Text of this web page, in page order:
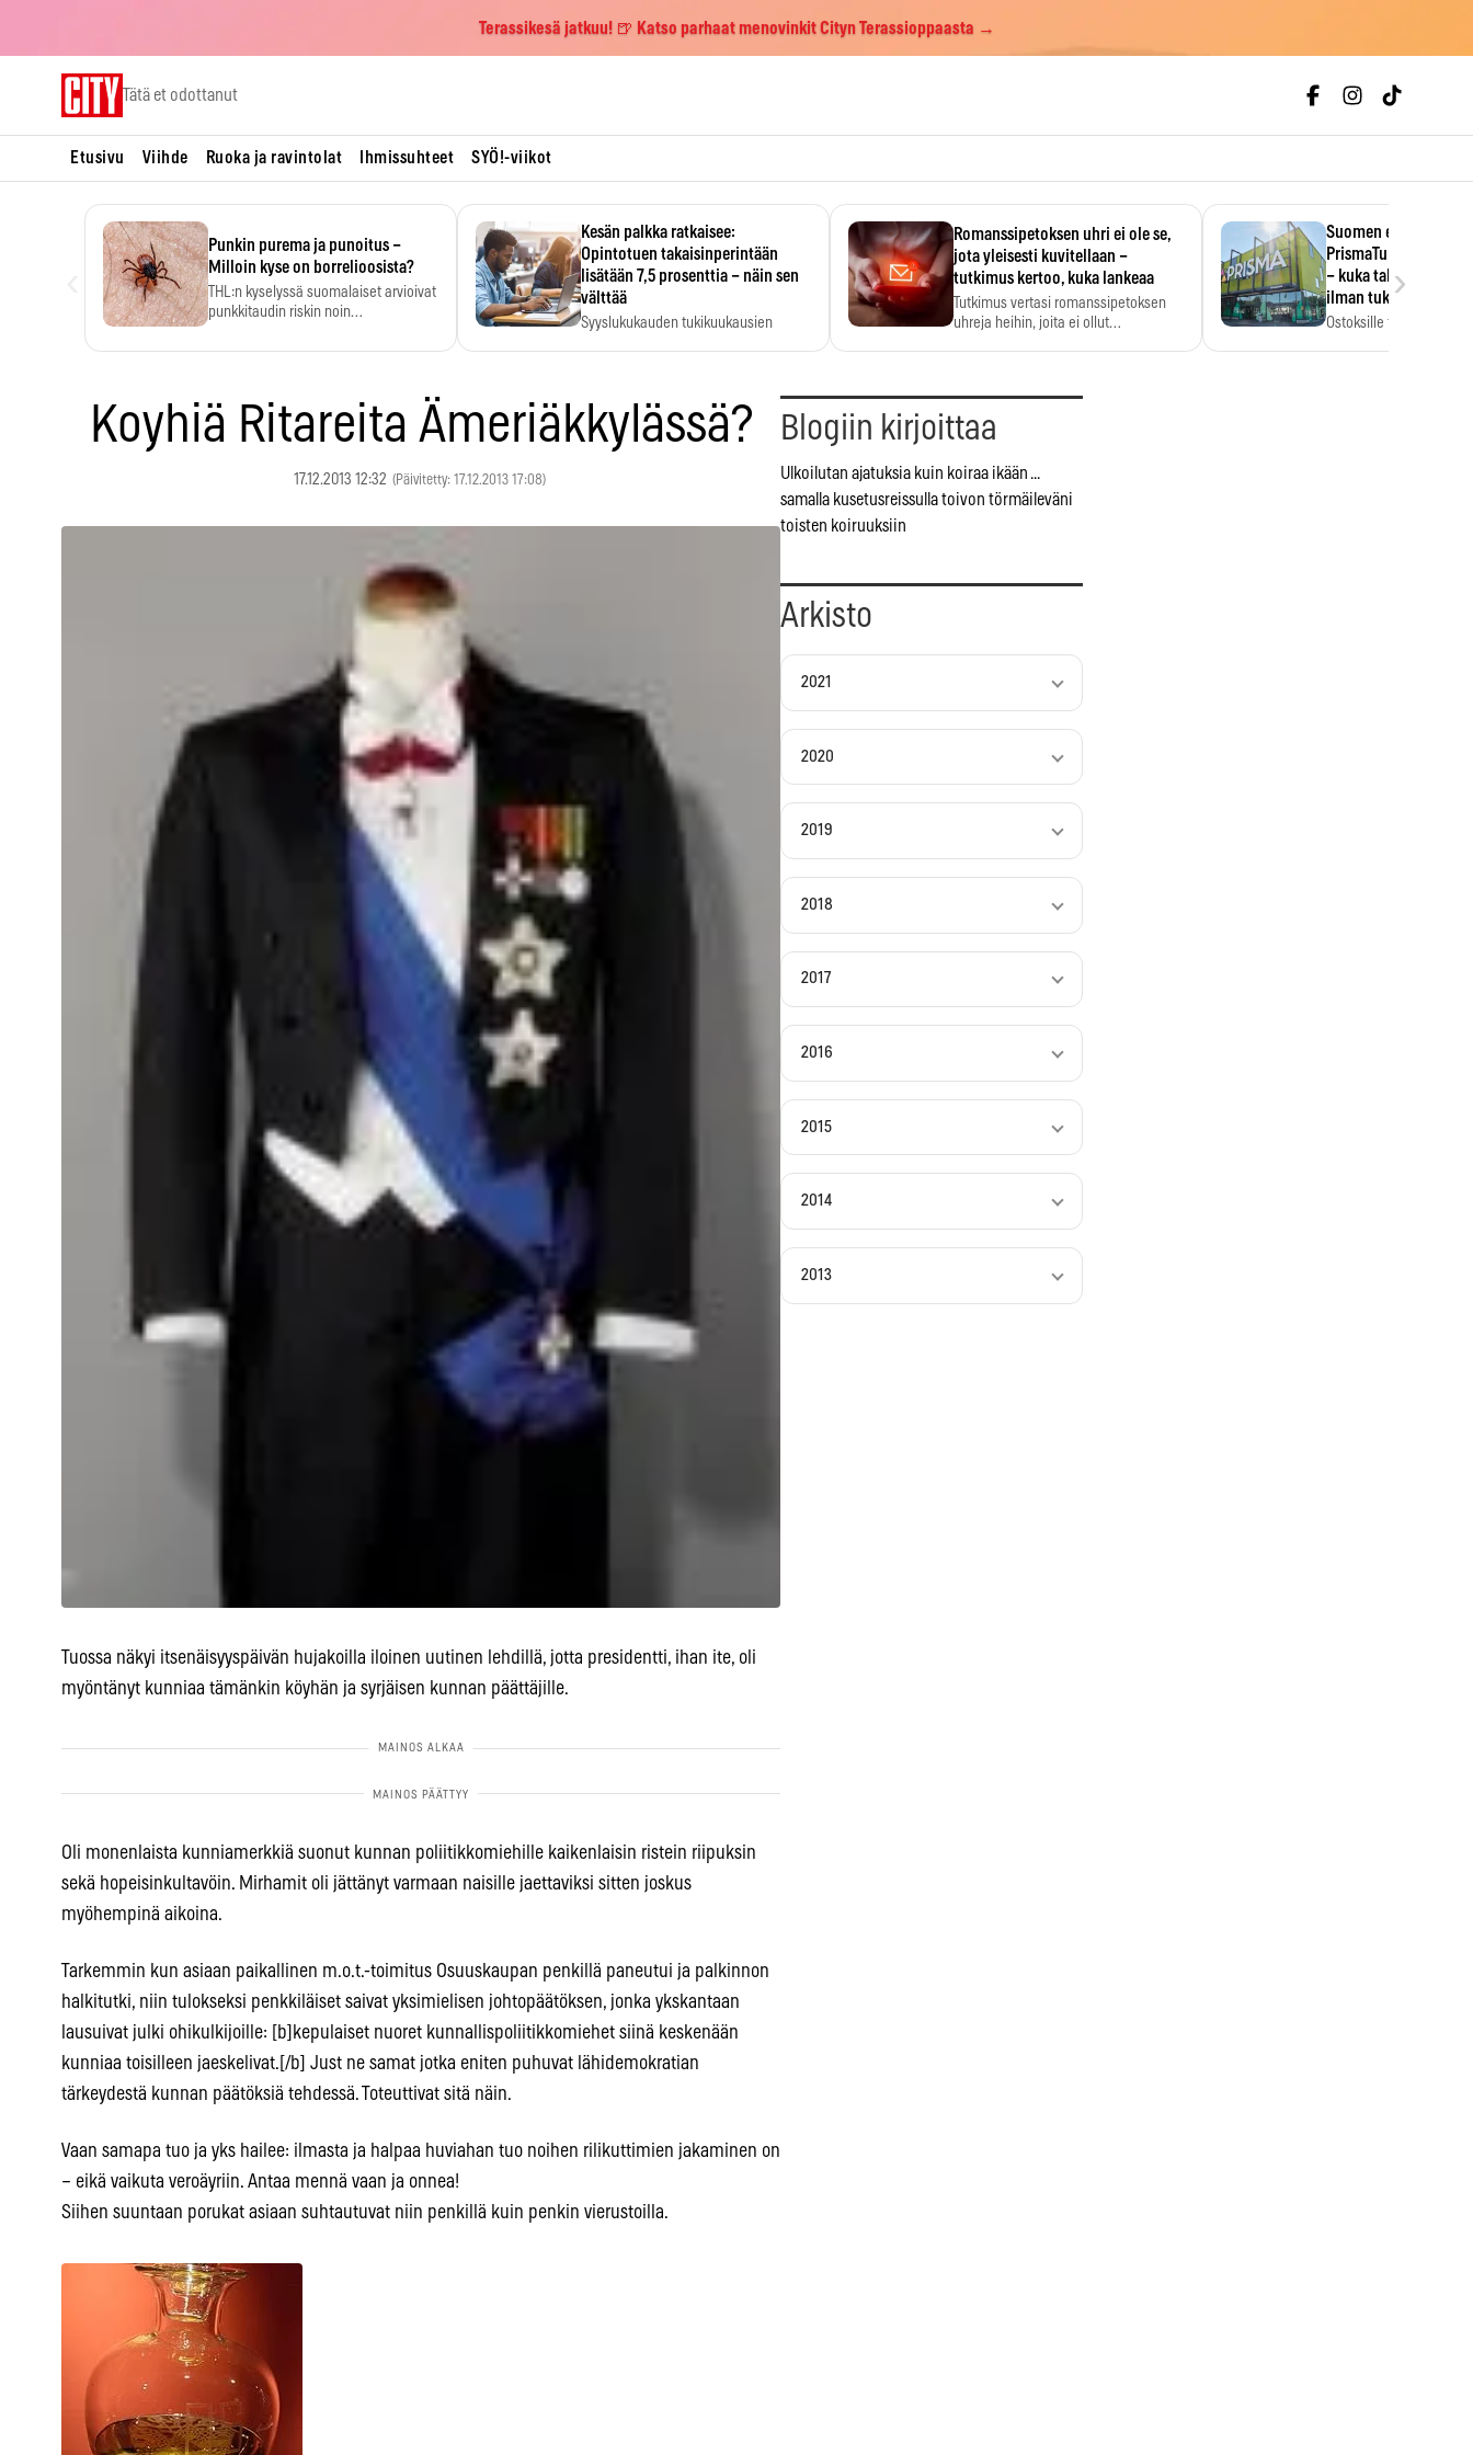
Terassikesä jatkuu! 🍺 Katso parhaat menovinkit Cityn Terassioppaasta →
Tätä et odottanut
Etusivu Viihde Ruoka ja ravintolat Ihmissuhteet SYÖ!-viikot
Punkin purema ja punoitus –
Milloin kyse on borrelioosista?
THL:n kyselyssä suomalaiset arvioivat
punkkitaudin riskin noin
Kesän palkka ratkaisee:
Opintotuen takaisinperintään
lisätään 7,5 prosenttia – näin sen
välttää
Syyslukukauden tukikuukausien
Romanssipetoksen uhri ei ole se,
jota yleisesti kuvitellaan –
tutkimus kertoo, kuka lankeaa
Tutkimus vertasi romanssipetoksen
uhreja heihin, joita ei ollut…
Suomen
PrismaTukku avautui
– kuka tahansa
ilman tukkukorttia
Ostoksille tarvitse
›
Koyhiä Ritareita Ämeriäkkylässä?
17.12.2013 12:32 (Päivitetty: 17.12.2013 17:08)
Tuossa näkyi itsenäisyyspäivän hujakoilla iloinen uutinen lehdillä, jotta presidentti, ihan ite, oli
myöntänyt kunniaa tämänkin köyhän ja syrjäisen kunnan päättäjille.
Oli monenlaista kunniamerkkiä suonut kunnan poliitikkomiehille kaikenlaisin ristein riipuksin
sekä hopeisinkultavöin. Mirhamit oli jättänyt varmaan naisille jaettaviksi sitten joskus
myöhempinä aikoina.
Tarkemmin kun asiaan paikallinen m.o.t.-toimitus Osuuskaupan penkillä paneutui ja palkinnon
halkitutki, niin tulokseksi penkkiläiset saivat yksimielisen johtopäätöksen, jonka ykskantaan
lausuivat julki ohikulkijoille: [b]kepulaiset nuoret kunnallispoliitikkomiehet siinä keskenään
kunniaa toisilleen jaeskelivat.[/b] Just ne samat jotka eniten puhuvat lähidemokratian
tärkeydestä kunnan päätöksiä tehdessä. Toteuttivat sitä näin.
Vaan samapa tuo ja yks hailee: ilmasta ja halpaa huviahan tuo noihen rilikuttimien jakaminen on
– eikä vaikuta veroäyriin. Antaa mennä vaan ja onnea!
Siihen suuntaan porukat asiaan suhtautuvat niin penkillä kuin penkin vierustoilla.
Blogiin kirjoittaa
Ulkoilutan ajatuksia kuin koiraa ikään ...
samalla kusetusreissulla toivon törmäileväni
toisten koiruuksiin
Arkisto
2021
2020
2019
2018
2017
2016
2015
2014
2013